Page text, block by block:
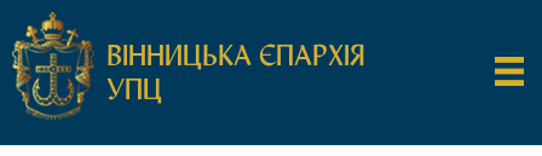
ВІННИЦЬКА ЄПАРХІЯ
УПЦ